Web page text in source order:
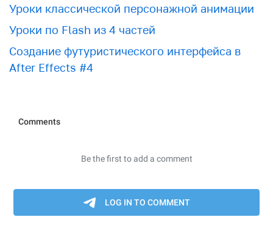
Уроки классической персонажной анимации
Уроки по Flash из 4 частей
Создание футуристического интерфейса в
After Effects #4